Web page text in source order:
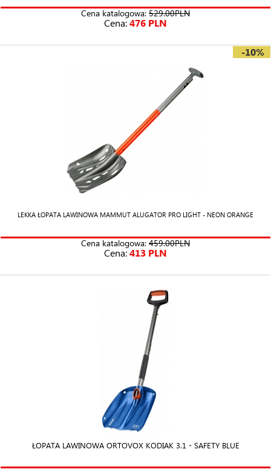
Cena katalogowa: 529.00PLN
Cena:476 PLN
-10%
LEKKA ŁOPATA LAWINOWA MAMMUT ALUGATOR PRO LIGHT - NEON ORANGE
Cena katalogowa: 459.00PLN
Cena:413 PLN
ŁOPATA LAWINOWA ORTOVOX KODIAK 3.1 - SAFETY BLUE